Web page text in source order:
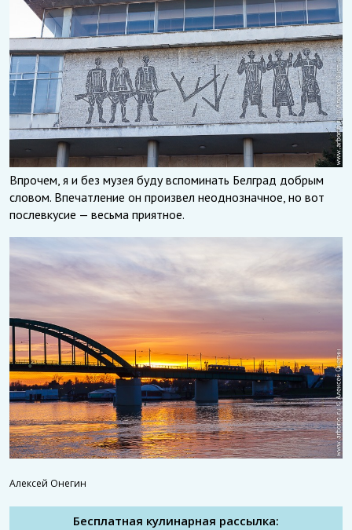
Впрочем, я и без музея буду вспоминать Белград добрым
словом. Впечатление он произвел неоднозначное, но вот
послевкусие — весьма приятное.
Алексей Онегин
Бесплатная кулинарная рассылка: